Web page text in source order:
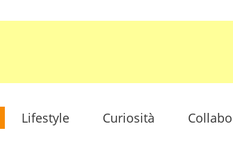
Lifestyle Curiosità